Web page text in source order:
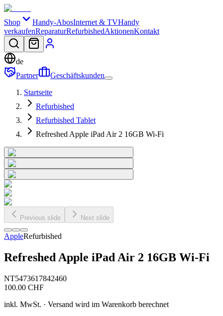
Shop Handy-AbosInternet & TVHandy
verkaufenReparaturRefurbishedAktionenKontakt
de
Partner
Geschäftskunden
Startseite
Refurbished
Refurbished Tablet
Refreshed Apple iPad Air 2 16GB Wi-Fi
Previous slide Next slide
AppleRefurbished
Refreshed Apple iPad Air 2 16GB Wi-Fi
NT5473617842460
100.00 CHF
inkl. MwSt. · Versand wird im Warenkorb berechnet